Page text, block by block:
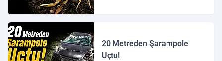
20 Metreden Şarampole
Uçtu!